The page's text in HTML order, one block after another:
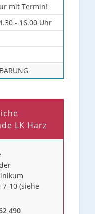
mit Termin!
- 16.00 Uhr
LK Harz
7-10 (siehe
490